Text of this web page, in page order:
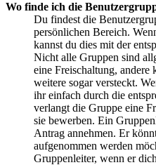
Wo finde ich die
Du findest die
persönlichen Bereich.
kannst du dies mit der
Nicht alle Gruppen sind
eine Freischaltung, andere
weitere sogar versteckt.
ihr einfach durch die
verlangt die Gruppe eine
sie bewerben. Ein
Antrag annehmen. Er
aufgenommen werden
Gruppenleiter, wenn er